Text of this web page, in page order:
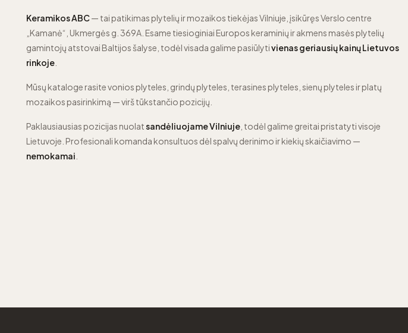
Keramikos ABC— tai patikimas plytelių ir mozaikos tiekėjas Vilniuje, įsikūręs Verslo centre
„Kamanė“, Ukmergės g. 369A. Esame tiesioginiai Europos keraminių ir akmens masės plytelių
gamintojų atstovai Baltijos šalyse, todėl visada galime pasiūlytivienas geriausių kainų Lietuvos
rinkoje
Mūsų kataloge rasite vonios plyteles, grindų plyteles, terasines plyteles, sienų plyteles ir platų
mozaikos pasirinkimą — virš tūkstančio pozicijų.
Paklausiausias pozicijas nuolatsandėliuojame Vilniuje , todėl galime greitai pristatyti visoje
Lietuvoje. Profesionali komanda konsultuos dėl spalvų derinimo ir kiekių skaičiavimo —
nemokamai